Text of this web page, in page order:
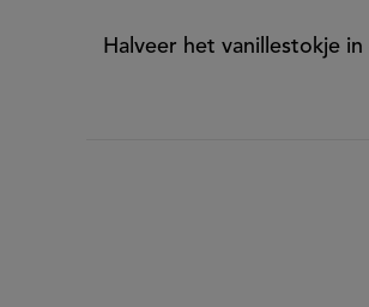
Halveer het vanillestokje